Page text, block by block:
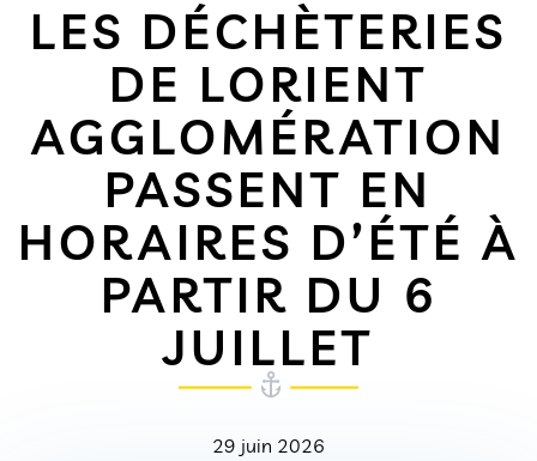
LES DÉCHÈTERIES
DE LORIENT
AGGLOMÉRATION
PASSENT EN
HORAIRES D’ÉTÉ À
PARTIR DU 6
JUILLET
29 juin 2026